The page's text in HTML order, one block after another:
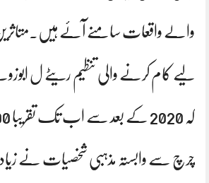
والے واقعات سامنے آئے
لیے کام کرنے والی تنظیم ریٹے ل
چرچ سے وابستہ مذہبی شخصیات نے زیادتی